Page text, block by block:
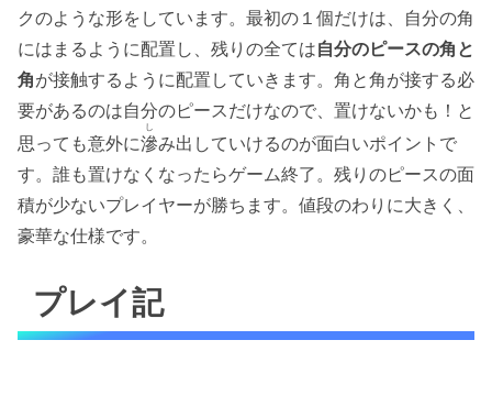
クのような形をしています。最初の１個だけは、自分の角
にはまるように配置し、残りの全ては自分のピースの角と
角が接触するように配置していきます。角と角が接する必
要があるのは自分のピースだけなので、置けないかも！と
思っても意外に滲
し
み出していけるのが面白いポイントで
す。誰も置けなくなったらゲーム終了。残りのピースの面
積が少ないプレイヤーが勝ちます。値段のわりに大きく、
豪華な仕様です。
プレイ記